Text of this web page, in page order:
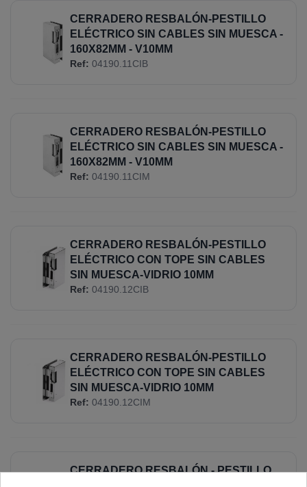
CERRADERO RESBALÓN-PESTILLO
ELÉCTRICO SIN CABLES SIN MUESCA -
160X82MM - V10MM
Ref: 04190.11CIB
CERRADERO RESBALÓN-PESTILLO
ELÉCTRICO SIN CABLES SIN MUESCA -
160X82MM - V10MM
Ref: 04190.11CIM
CERRADERO RESBALÓN-PESTILLO
ELÉCTRICO CON TOPE SIN CABLES
SIN MUESCA-VIDRIO 10MM
Ref: 04190.12CIB
CERRADERO RESBALÓN-PESTILLO
ELÉCTRICO CON TOPE SIN CABLES
SIN MUESCA-VIDRIO 10MM
Ref: 04190.12CIM
CERRADERO RESBALÓN - PESTILLO